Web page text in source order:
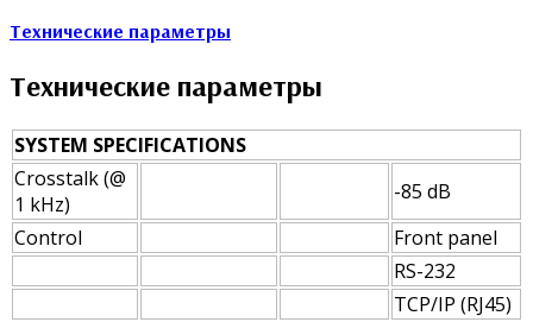
Технические параметры
Технические параметры
SYSTEM SPECIFICATIONS
Crosstalk (@
1 kHz)
-85 dB
Control
Front panel
RS-232
TCP/IP (RJ45)